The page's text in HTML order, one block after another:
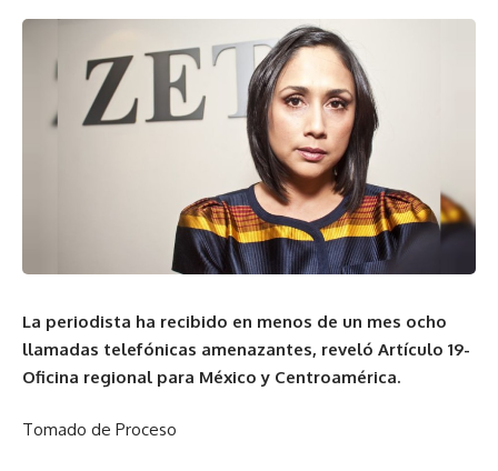
La periodista ha recibido en menos de un mes ocho
llamadas telefónicas amenazantes, reveló Artículo 19-
Oficina regional para México y Centroamérica.
Tomado de Proceso